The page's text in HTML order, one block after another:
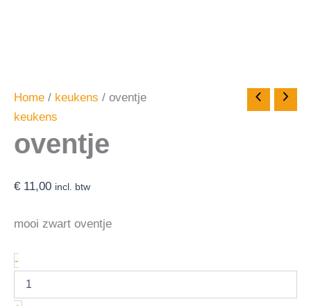
Home / keukens / oventje
keukens
oventje
€ 11,00 incl. btw
mooi zwart oventje
-